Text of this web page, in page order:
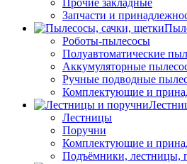
Прочие закладные
Запчасти и
Роботы-пылесосы
Полуавтоматические
Аккумуляторные
Ручные подводные
Комплектующие и
Лестницы
Поручни
Комплектующие и
Подъёмники, лестницы,